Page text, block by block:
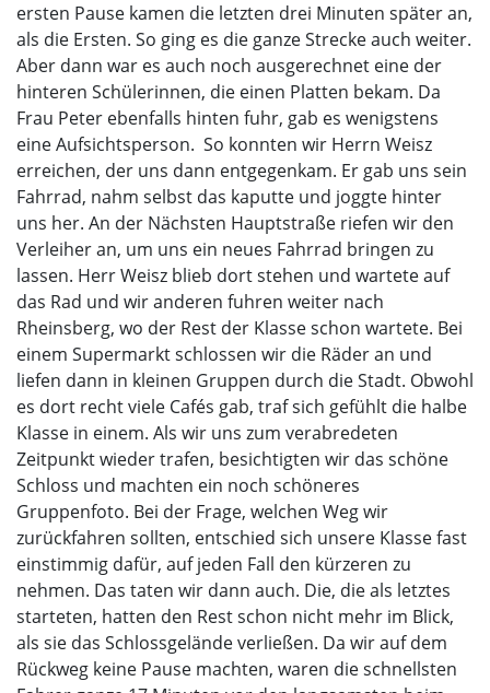
ersten Pause kamen die letzten drei Minuten später an,
als die Ersten. So ging es die ganze Strecke auch weiter.
Aber dann war es auch noch ausgerechnet eine der
hinteren Schülerinnen, die einen Platten bekam. Da
Frau Peter ebenfalls hinten fuhr, gab es wenigstens
eine Aufsichtsperson. So konnten wir Herrn Weisz
erreichen, der uns dann entgegenkam. Er gab uns sein
Fahrrad, nahm selbst das kaputte und joggte hinter
uns her. An der Nächsten Hauptstraße riefen wir den
Verleiher an, um uns ein neues Fahrrad bringen zu
lassen. Herr Weisz blieb dort stehen und wartete auf
das Rad und wir anderen fuhren weiter nach
Rheinsberg, wo der Rest der Klasse schon wartete. Bei
einem Supermarkt schlossen wir die Räder an und
liefen dann in kleinen Gruppen durch die Stadt. Obwohl
es dort recht viele Cafés gab, traf sich gefühlt die halbe
Klasse in einem. Als wir uns zum verabredeten
Zeitpunkt wieder trafen, besichtigten wir das schöne
Schloss und machten ein noch schöneres
Gruppenfoto. Bei der Frage, welchen Weg wir
zurückfahren sollten, entschied sich unsere Klasse fast
einstimmig dafür, auf jeden Fall den kürzeren zu
nehmen. Das taten wir dann auch. Die, die als letztes
starteten, hatten den Rest schon nicht mehr im Blick,
als sie das Schlossgelände verließen. Da wir auf dem
Rückweg keine Pause machten, waren die schnellsten